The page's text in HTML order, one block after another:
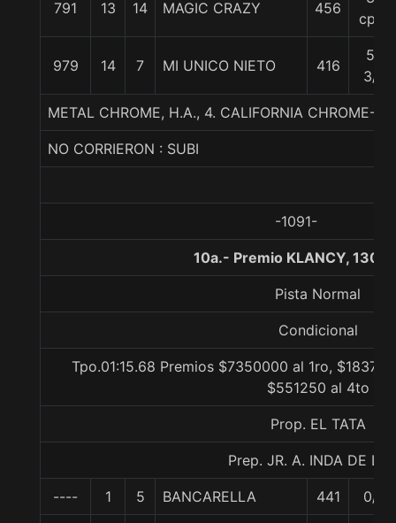
791 13 14 MAGIC CRAZY 456
cpos
979 14 7 MI UNICO NIETO 416
52
3/4
METAL CHROME, H.A., 4. CALIFORNIA CHROME-
NO CORRIERON : SUBI
-1091-
10a.- Premio KLANCY, 1300
Pista Normal
Condicional
Tpo.01:15.68 Premios $7350000 al 1ro,
$551250 al 4to
Prop. EL TATA
Prep. JR. A. INDA DE LA
---- 1 5 BANCARELLA 441 0/0